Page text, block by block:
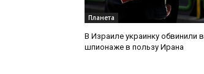
Планета
В Израиле украинку обвинили в
шпионаже в пользу Ирана